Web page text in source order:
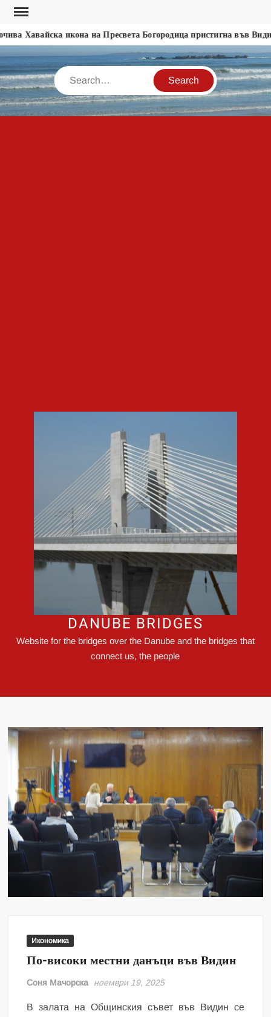
Skip
content
Хавайска икона на Пресвета Богородица пристигна във Видин
Search
DANUBE BRIDGES
Website for the bridges over the Danube and the bridges that
connect us, the people
Икономика
По-високи местни данъци във Видин
Соня Мачорска ноември 19, 2025
В залата на Общинския съвет във Видин се